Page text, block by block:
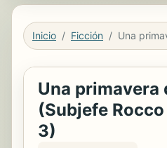
Inicio Ficción
Una primavera
(Subjefe
3)